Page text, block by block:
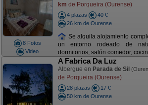
8 Fotos
Video
km de Porqueira (Ourense)
4 plazas
40 €
26 km de Ourense
Se alquila alojamiento
un entorno rodeado de
dormitorios, salón comedor,
A Fabrica Da Luz
Albergue en Parada de Sil
de Porqueira (Ourense)
28 plazas
17 €
50 km de Ourense